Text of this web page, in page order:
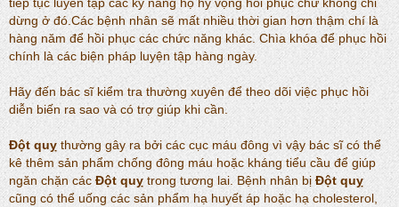
tiếp tục luyên tập các kỹ năng họ hy vọng hồi phục chứ không chỉ
dừng ở đó.Các bệnh nhân sẽ mất nhiều thời gian hơn thậm chí là
hàng năm để hồi phục các chức năng khác. Chìa khóa để phục hồi
chính là các biện pháp luyện tập hàng ngày.
Hãy đến bác sĩ kiểm tra thường xuyên để theo dõi việc phục hồi
diễn biến ra sao và có trợ giúp khi cần.
Đột quỵ thường gây ra bởi các cục máu đông vì vậy bác sĩ có thể
kê thêm sản phẩm chống đông máu hoặc kháng tiểu cầu để giúp
ngăn chặn cácĐột quỵ trong tương lai. Bệnh nhân bị Đột quỵ
cũng có thể uống các sản phẩm hạ huyết áp hoặc hạ cholesterol,